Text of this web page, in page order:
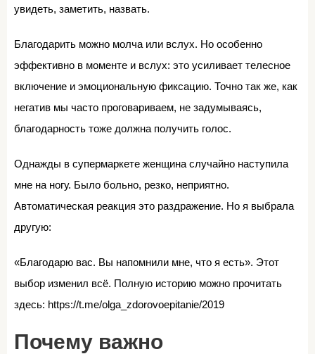
увидеть, заметить, назвать.
Благодарить можно молча или вслух. Но особенно
эффективно в моменте и вслух: это усиливает телесное
включение и эмоциональную фиксацию. Точно так же, как
негатив мы часто проговариваем, не задумываясь,
благодарность тоже должна получить голос.
Однажды в супермаркете женщина случайно наступила
мне на ногу. Было больно, резко, неприятно.
Автоматическая реакция это раздражение. Но я выбрала
другую:
«Благодарю вас. Вы напомнили мне, что я есть». Этот
выбор изменил всё. Полную историю можно прочитать
здесь: https://t.me/olga_zdorovoepitanie/2019
Почему важно